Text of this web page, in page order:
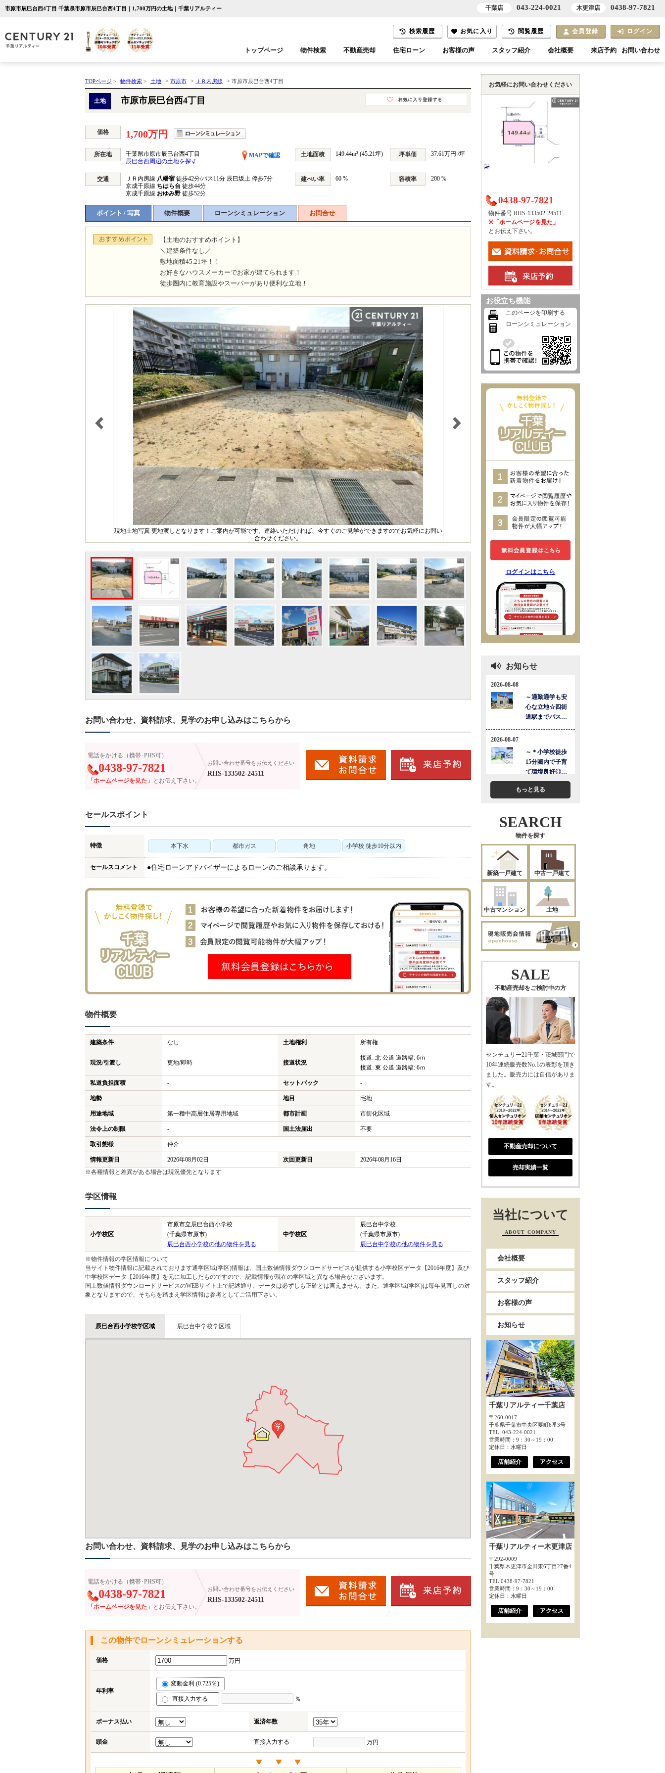
市原市辰巳台西4丁目 千葉県市原市辰巳台西4丁目｜1,700万円の土地｜千葉リアルティー
検索履歴 お気に入り 閲覧履歴 会員登録 ログイン
トップページ 物件検索
千葉エリア
不動産売却 住宅ローン お客様の声 スタッフ紹介 会社概要 来店予約 お問い合わせ
TOPページ > 物件検索 > 土地 > 市原市 > ＪＲ内房線 > 市原市辰巳台西4丁目
土地 市原市辰巳台西4丁目
価格 1,700万円
所在地 千葉県市原市辰巳台西4丁目
MAPで確認
辰巳台西周辺の土地を探す
土地面積 149.44m² (45.21坪) 坪単価 37.61万円 /坪
交通 ＪＲ内房線 八幡宿 徒歩42分/バス11分 辰巳坂上 停歩7分
京成千原線 ちはら台 徒歩44分
京成千原線 おゆみ野 徒歩52分
建ぺい率 60 % 容積率 200 %
ポイント / 写真 物件概要 ローンシミュレーション お問合せ
【土地のおすすめポイント】
＼建築条件なし／
敷地面積45.21坪！！
お好きなハウスメーカーでお家が建てられます！
徒歩圏内に教育施設やスーパーがあり便利な立地！
現地土地写真 更地渡しとなります！ご案内が可能です。連絡いただければ、今すぐのご見学ができますのでお気軽にお問い
合わせください。
お問い合わせ、資料請求、見学のお申し込みはこちらから
電話をかける（携帯･PHS可）
0438-97-7821
「ホームページを見た」 とお伝え下さい。
お問い合わせ番号をお伝えください
RHS-133502-24511
セールスポイント
特徴 本下水 都市ガス 角地 小学校 徒歩10分以内
セールスコメント ●住宅ローンアドバイザーによるローンのご相談承ります。
物件概要
建築条件 なし 土地権利 所有権
現況/引渡し 更地/即時 接道状況
接道: 北 公道 道路幅: 6ｍ
接道: 東 公道 道路幅: 6ｍ
私道負担面積 - セットバック -
地勢 地目 宅地
用途地域 第一種中高層住居専用地域 都市計画 市街化区域
法令上の制限 - 国土法届出 不要
取引態様 仲介
情報更新日 2026年08月02日 次回更新日
2026年08月16日
※各種情報と差異がある場合は現況優先となります
学区情報
小学校区
市原市立辰巳台西小学校
(千葉県市原市)
辰巳台西小学校の他の物件を見る
中学校区
辰巳台中学校
(千葉県市原市)
辰巳台中学校の他の物件を見る
※物件情報の学区情報について
当サイト物件情報に記載されております通学区域(学区)情報は、国土数値情報ダウンロードサービスが提供する小学校区データ【2016年度】及び
中学校区データ【2016年度】を元に加工したものですので、記載情報が現在の学区域と異なる場合がございます。
国土数値情報ダウンロードサービスのWEBサイト上で記述通り、データは必ずしも正確とは言えません。また、通学区域(学区)は毎年見直しの対
象となりますので、そちらを踏まえ学区情報は参考としてご活用下さい。
辰巳台西小学校学区域 辰巳台中学校学区域
学
お問い合わせ、資料請求、見学のお申し込みはこちらから
電話をかける（携帯･PHS可）
0438-97-7821
「ホームページを見た」 とお伝え下さい。
お問い合わせ番号をお伝えください
RHS-133502-24511
この物件でローンシミュレーションする
価格 万円
年利率
変動金利 (0.725％)
直接入力する ％
ボーナス払い 返済年数
頭金 直接入力する 万円
お気軽にお問い合わせください
0438-97-7821
物件番号 RHS-133502-24511
※「ホームページを見た」
とお伝え下さい。
お役立ち機能
このページを印刷する
ローンシミュレーション
ログインはこちら
お知らせ
もっと見る
SEARCH
物件を探す
新築一戸建て 中古一戸建て
中古マンション 土地
SALE
不動産売却をご検討中の方
センチュリー21千葉・茨城部門で
10年連続販売数No.1の表彰を頂き
ました。販売力には自信がありま
す。
不動産売却について
売却実績一覧
当社について
ABOUT COMPANY
会社概要
スタッフ紹介
お客様の声
お知らせ
千葉リアルティー千葉店
〒260-0017
千葉県千葉市中央区要町6番3号
TEL: 043-224-0021
営業時間：9：30～19：00
定休日：水曜日
店舗紹介 アクセス
千葉リアルティー木更津店
〒292-0009
千葉県木更津市金田東6丁目27番4
号
TEL:0438-97-7821
営業時間：9：30～19：00
定休日：水曜日
店舗紹介 アクセス
千葉店 043-224-0021 木更津店 0438-97-7821